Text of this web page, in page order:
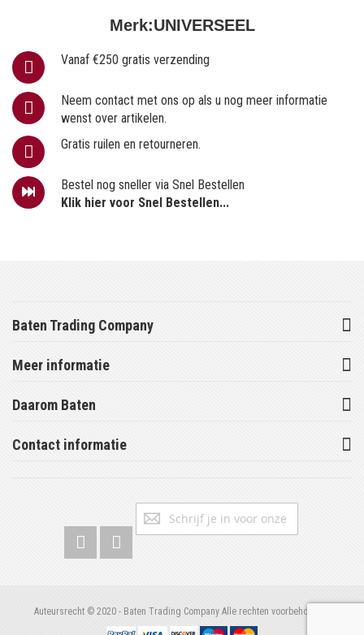
Merk:UNIVERSEEL
Vanaf €250 gratis verzending
Neem contact met ons op als u nog meer informatie
wenst over artikelen.
Gratis ruilen en retourneren.
Bestel nog sneller via Snel Bestellen
Klik hier voor Snel Bestellen...
Baten Trading Company
Meer informatie
Daarom Baten
Contact informatie
Abonneer
Auteursrecht © 2020 - Baten Trading Company Alle rechten voorbehouden.